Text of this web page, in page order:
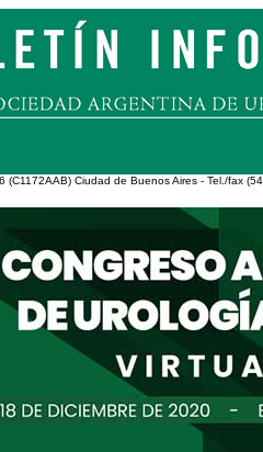
(C1172AAB) Ciudad de Buenos Aires - Tel./fax